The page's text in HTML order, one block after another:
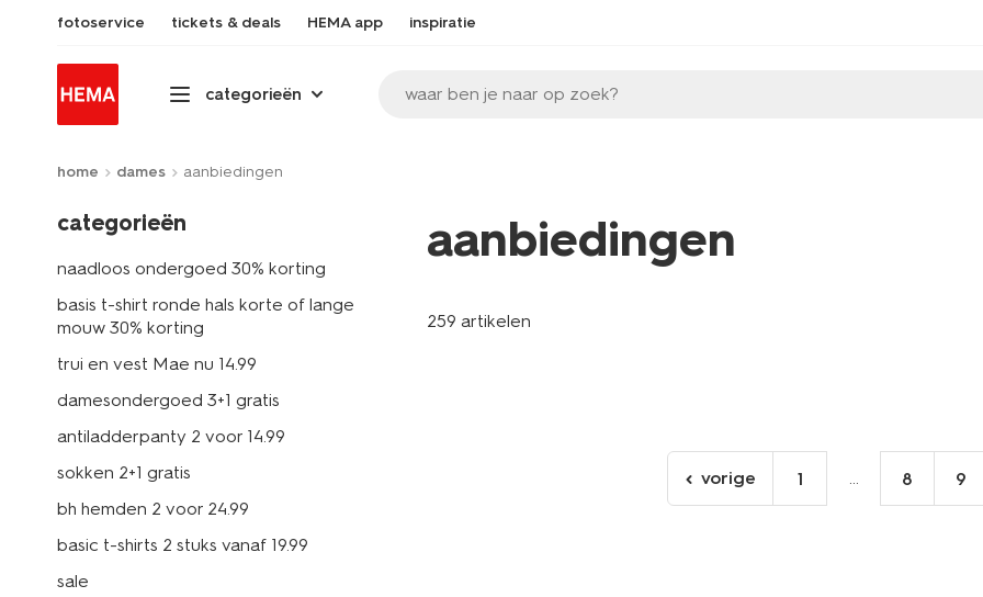
fotoservice tickets & deals HEMA app inspiratie
categorieën waar ben je naar op zoek?
home dames aanbiedingen
categorieën
naadloos ondergoed 30% korting
basis t-shirt ronde hals korte of lange
mouw 30% korting
trui en vest Mae nu 14.99
damesondergoed 3+1 gratis
antiladderpanty 2 voor 14.99
sokken 2+1 gratis
bh hemden 2 voor 24.99
basic t-shirts 2 stuks vanaf 19.99
sale
aanbiedingen
259 artikelen
ga
naar
vorige 1 ... 8 9